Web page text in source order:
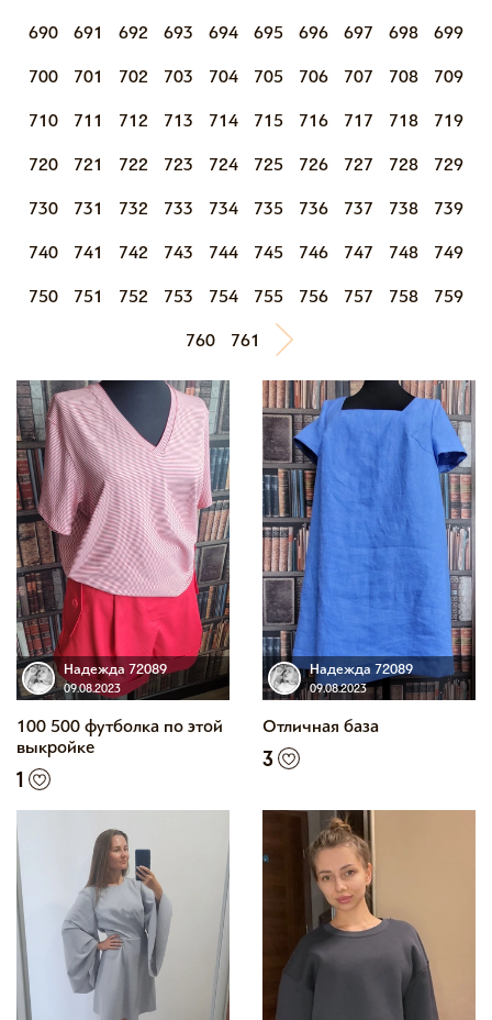
690 691 692 693 694 695 696 697 698 699
700 701 702 703 704 705 706 707 708 709
710 711 712 713 714 715 716 717 718 719
720 721 722 723 724 725 726 727 728 729
730 731 732 733 734 735 736 737 738 739
740 741 742 743 744 745 746 747 748 749
750 751 752 753 754 755 756 757 758 759
760 761
Надежда 72089
09.08.2023
100 500 футболка по этой
выкройке
1
Надежда 72089
09.08.2023
Отличная база
3